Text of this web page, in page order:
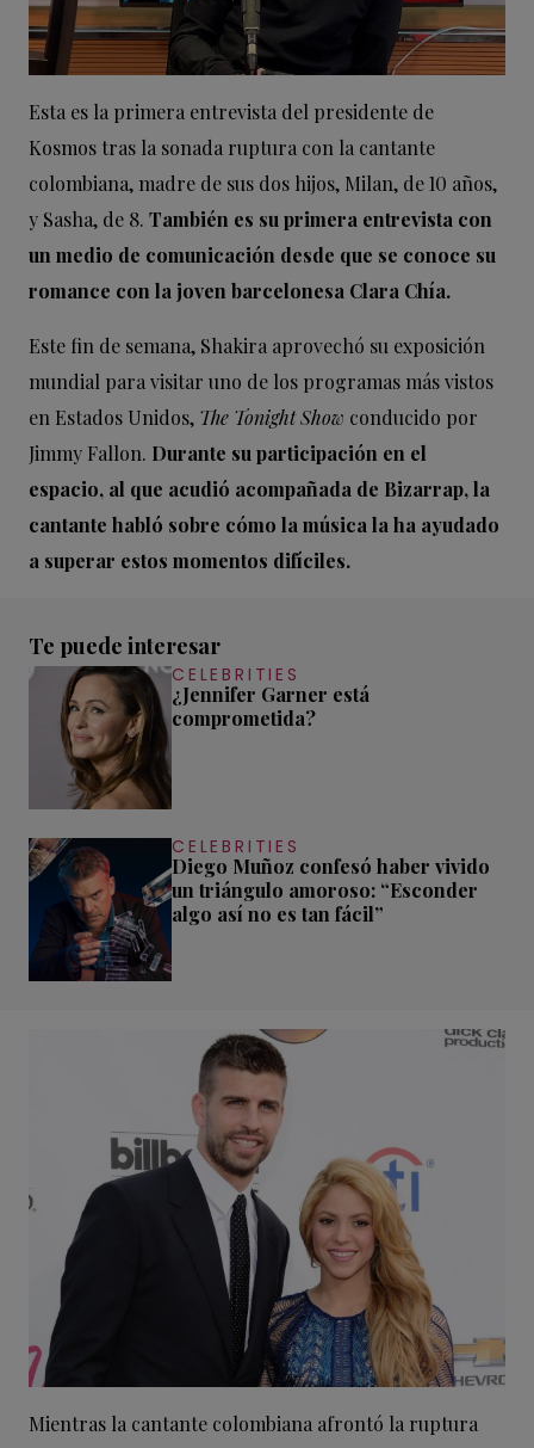
Esta es la primera entrevista del presidente de
Kosmos tras la sonada ruptura con la cantante
colombiana, madre de sus dos hijos, Milan, de 10 años,
y Sasha, de 8. También es su primera entrevista con
un medio de comunicación desde que se conoce su
romance con la joven barcelonesa Clara Chía.
Este fin de semana, Shakira aprovechó su exposición
mundial para visitar uno de los programas más vistos
en Estados Unidos, The Tonight Show conducido por
Jimmy Fallon. Durante su participación en el
espacio, al que acudió acompañada de Bizarrap, la
cantante habló sobre cómo la música la ha ayudado
a superar estos momentos difíciles.
Te puede interesar
CELEBRITIES
¿Jennifer Garner está
comprometida?
CELEBRITIES
Diego Muñoz confesó haber vivido
un triángulo amoroso: “Esconder
algo así no es tan fácil”
Mientras la cantante colombiana afrontó la ruptura